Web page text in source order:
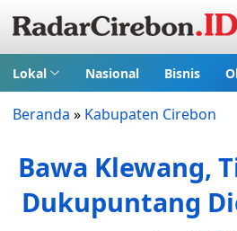
Lokal Nasional Bisnis
Beranda » Kabupaten Cirebon
Bawa Klewang,
Dukupuntang